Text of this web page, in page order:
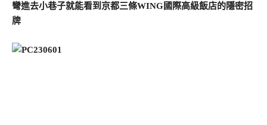
彎進去小巷子就能看到京都三條WING國際高級飯店的隱密招
牌